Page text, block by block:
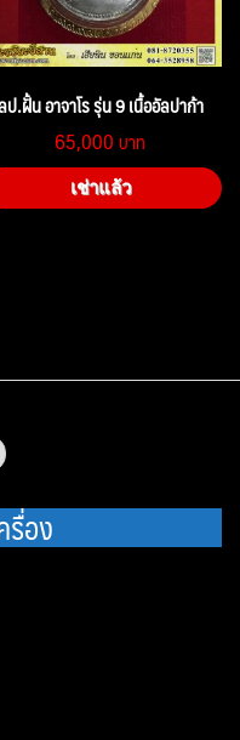
ป.ฝั้น อาจาโร รุ่น 9 เนื้ออัลปาก้า
65,000
เช่าแล้ว
รื่อง